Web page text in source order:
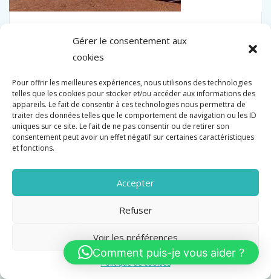
Gérer le consentement aux
cookies
Pour offrir les meilleures expériences, nous utilisons des technologies
telles que les cookies pour stocker et/ou accéder aux informations des
appareils. Le fait de consentir à ces technologies nous permettra de
traiter des données telles que le comportement de navigation ou les ID
uniques sur ce site. Le fait de ne pas consentir ou de retirer son
consentement peut avoir un effet négatif sur certaines caractéristiques
et fonctions.
Accepter
Refuser
Voir les préférences
Politique de cookies
135 000 €
Surface
60 M2
Comment puis-je vous aider ?